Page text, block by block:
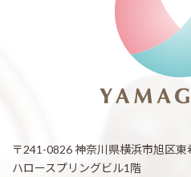
〒241-0826 神奈川県横浜市旭区東
ハロースプリングビル1階